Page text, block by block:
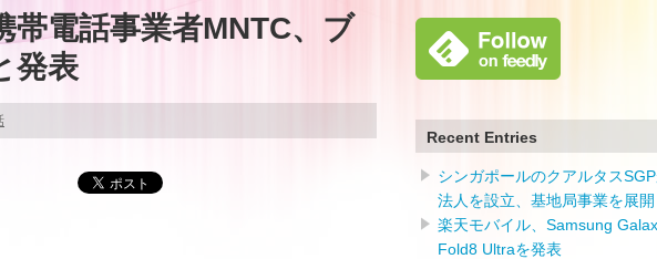
帯電話事業者MNTC、ブ
発表
Recent Entries
シンガポールのクアルタス
法人を設立、基地局事業を展開
楽天モバイル、Samsung
Fold8 Ultraを発表